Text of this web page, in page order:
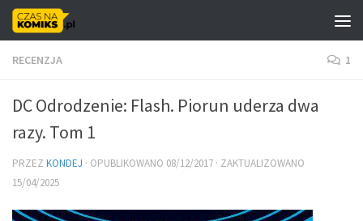
Skip to content
RECENZJA 1
DC Odrodzenie: Flash. Piorun uderza dwa
razy. Tom 1
PRZEZ KONDEJ · OPUBLIKOWANO 08/12/2017 · ZAKTUALIZOWANO
15/04/2025